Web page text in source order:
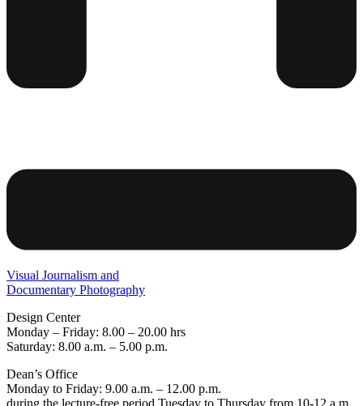
Visual Journalism and
Documentary Photography
Design Center
Monday – Friday: 8.00 – 20.00 hrs
Saturday: 8.00 a.m. – 5.00 p.m.
Dean’s Office
Monday to Friday: 9.00 a.m. – 12.00 p.m.
during the lecture-free period Tuesday to Thursday from 10-12 a.m.